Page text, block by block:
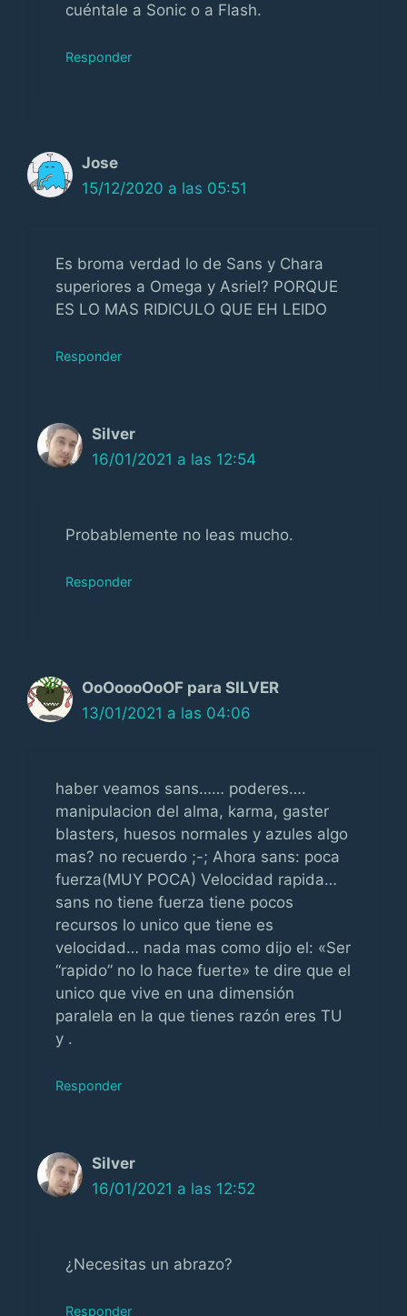
cuéntale a Sonic o a Flash.
Responder
Jose
15/12/2020 a las 05:51
Es broma verdad lo de Sans y Chara
superiores a Omega y Asriel? PORQUE
ES LO MAS RIDICULO QUE EH LEIDO
Responder
Silver
16/01/2021 a las 12:54
Probablemente no leas mucho.
Responder
OoOoooOoOF para SILVER
13/01/2021 a las 04:06
haber veamos sans…… poderes….
manipulacion del alma, karma, gaster
blasters, huesos normales y azules algo
mas? no recuerdo ;-; Ahora sans: poca
fuerza(MUY POCA) Velocidad rapida…
sans no tiene fuerza tiene pocos
recursos lo unico que tiene es
velocidad… nada mas como dijo el: «Ser
“rapido” no lo hace fuerte» te dire que el
unico que vive en una dimensión
paralela en la que tienes razón eres TU
y .
Responder
Silver
16/01/2021 a las 12:52
¿Necesitas un abrazo?
Responder